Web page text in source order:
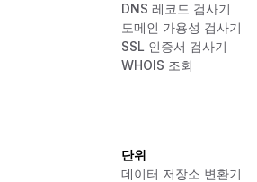
DNS 레코드 검사기
도메인 가용성 검사기
SSL 인증서 검사기
WHOIS 조회
단위
데이터 저장소 변환기